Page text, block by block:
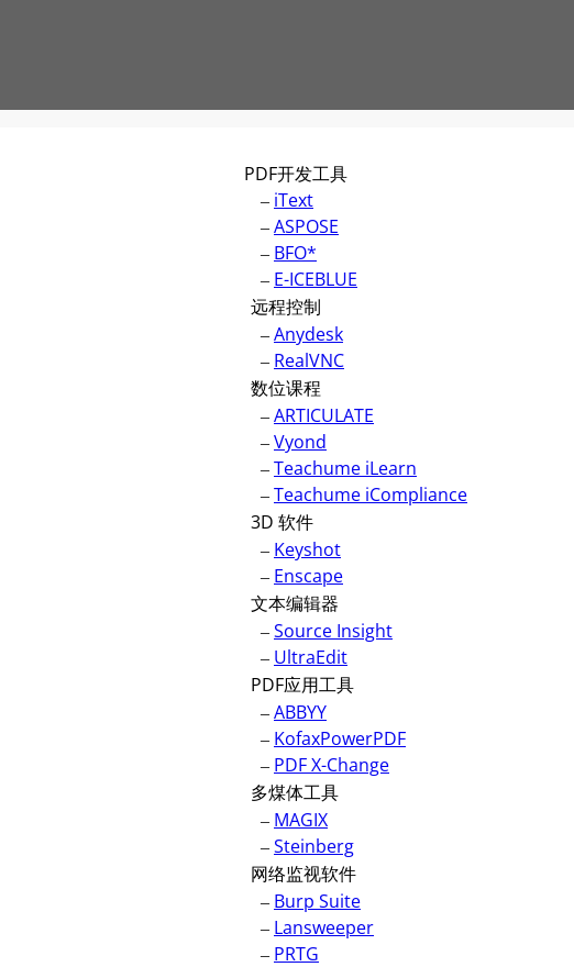
PDF开发工具
– iText
–ASPOSE
– BFO*
– E-ICEBLUE
远程控制
–Anydesk
– RealVNC
数位课程
–ARTICULATE
–Vyond
–Teachume iLearn
–Teachume iCompliance
3D 软件
– Keyshot
– Enscape
文本编辑器
–Source Insight
– UltraEdit
PDF应用工具
–ABBYY
– KofaxPowerPDF
– PDF X-Change
多煤体工具
– MAGIX
–Steinberg
网络监视软件
– Burp Suite
– Lansweeper
– PRTG